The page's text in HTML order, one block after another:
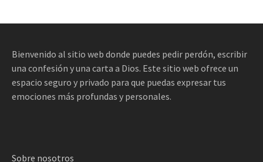
Bienvenido al sitio web donde puedes pedir perdón, escribir
una confesión y una carta a Dios. Este sitio web ofrece un
espacio seguro y privado para que puedas expresar tus
emociones más profundas y personales.
Sobre nosotros